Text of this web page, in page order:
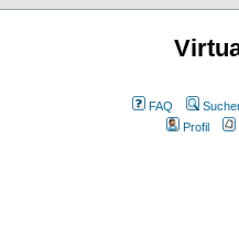
FAQ
Profil